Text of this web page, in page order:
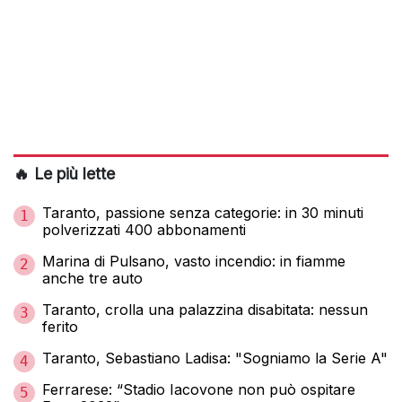
🔥 Le più lette
1
Taranto, passione senza categorie: in 30 minuti
polverizzati 400 abbonamenti
2
Marina di Pulsano, vasto incendio: in fiamme
anche tre auto
3
Taranto, crolla una palazzina disabitata: nessun
ferito
4 Taranto, Sebastiano Ladisa: "Sogniamo la Serie A"
5
Ferrarese: “Stadio Iacovone non può ospitare